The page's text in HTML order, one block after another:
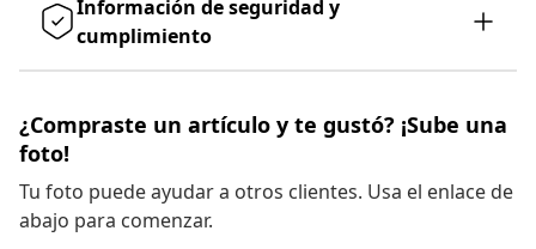
Información de seguridad y
cumplimiento
¿Compraste un artículo y te gustó? ¡Sube una
foto!
Tu foto puede ayudar a otros clientes. Usa el enlace de
abajo para comenzar.